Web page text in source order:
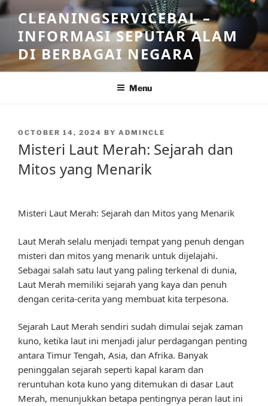
Skip
to
content
CLEANINGSERVICEBAL –
INFORMASI SEPUTAR ALAM
DI BERBAGAI NEGARA
Menu
POSTED
OCTOBER 14, 2024 BY ADMINCLE
Misteri Laut Merah: Sejarah dan
Mitos yang Menarik
Misteri Laut Merah: Sejarah dan Mitos yang Menarik
Laut Merah selalu menjadi tempat yang penuh dengan
misteri dan mitos yang menarik untuk dijelajahi.
Sebagai salah satu laut yang paling terkenal di dunia,
Laut Merah memiliki sejarah yang kaya dan penuh
dengan cerita-cerita yang membuat kita terpesona.
Sejarah Laut Merah sendiri sudah dimulai sejak zaman
kuno, ketika laut ini menjadi jalur perdagangan penting
antara Timur Tengah, Asia, dan Afrika. Banyak
peninggalan sejarah seperti kapal karam dan
reruntuhan kota kuno yang ditemukan di dasar Laut
Merah, menunjukkan betapa pentingnya peran laut ini